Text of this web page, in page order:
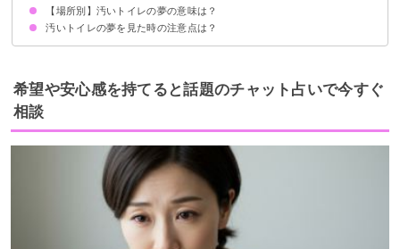
汚いトイレを掃除する夢【警告夢】
汚いトイレで用を足す夢【警告夢】
汚いトイレで用を足せない夢【吉夢】
トイレが汚くて使えない夢【吉夢】
トイレの床が汚い夢【吉夢】
汚いトイレに落ちる夢【吉夢】
汚いトイレが詰まる夢【警告夢】
トイレが排泄物で溢れている夢【凶夢】
汚いトイレに虫がいる夢【警告夢】
汚いトイレが壊れる夢【吉夢】
トイレが血で汚れている夢【警告夢】
汚いトイレに入る夢【吉夢】
【場所別】汚いトイレの夢の意味は？
汚い公衆トイレの夢【吉夢】
自宅のトイレが汚い夢【警告夢】
汚い学校のトイレ【吉夢】
汚い職場のトイレの夢【吉夢】
汚いトイレの夢を見た時の注意点は？
吉夢なら人に話さないようにする
希望や安心感を持てると話題のチャット占いで今すぐ
相談